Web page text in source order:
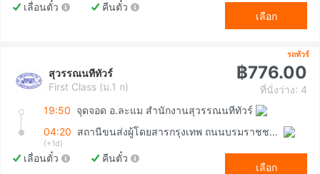
เลื่อนตั๋ว คืนตั๋ว
เลือก
รถทัวร์
สุวรรณนทีทัวร์
First Class (ม.1 ก)
฿776.00
ที่นั่งว่าง: 4
19:50 จุดจอด อ.ละแม สำนักงานสุวรรณนทีทัวร์
04:20
สถานีขนส่งผู้โดยสารกรุงเทพ ถนนบรมราชชนนี (สายใต้ใหม่)
(+1d)
เลื่อนตั๋ว คืนตั๋ว
เลือก